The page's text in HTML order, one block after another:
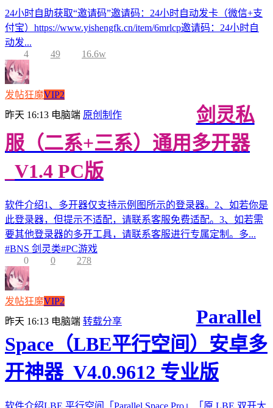
24小时自助获取“邀请码”邀请码：24小时自动发卡（微信+支
付宝）https://www.yishengfk.cn/item/6mrlcp邀请码：24小时自
动发...
4
49 16.6w
发帖狂魔VIP2
昨天 16:13 电脑端 原创制作
剑灵私
服（二系+三系）通用多开器
_V1.4 PC版
软件介绍1、多开器仅支持示例图所示的登录器。2、如若你是
此登录器，但提示不适配，请联系客服免费适配。3、如若需
要其他登录器的多开工具，请联系客服进行专属定制。多...
#BNS 剑灵类#PC游戏
0
0 278
发帖狂魔VIP2
昨天 16:13 电脑端 转载分享
Parallel
Space（LBE平行空间）安卓多
开神器_V4.0.9612 专业版
软件介绍LBE 平行空间「Parallel Space Pro」「原 LBE 双开大